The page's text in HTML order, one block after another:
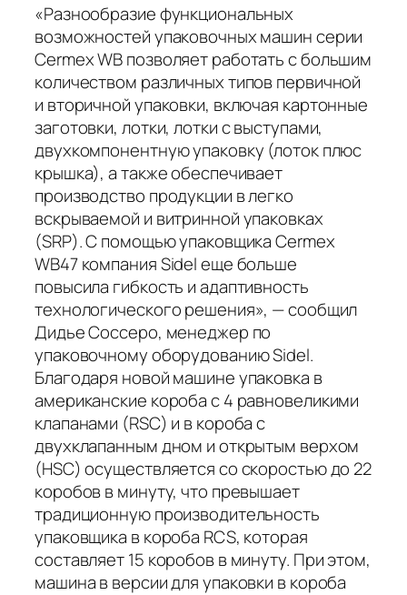
«Разнообразие функциональных
возможностей упаковочных машин серии
Cermex WB позволяет работать с большим
количеством различных типов первичной
и вторичной упаковки, включая картонные
заготовки, лотки, лотки с выступами,
двухкомпонентную упаковку (лоток плюс
крышка), а также обеспечивает
производство продукции в легко
вскрываемой и витринной упаковках
(SRP). С помощью упаковщика Cermex
WB47 компания Sidel еще больше
повысила гибкость и адаптивность
технологического решения», — сообщил
Дидье Соссеро, менеджер по
упаковочному оборудованию Sidel.
Благодаря новой машине упаковка в
американские короба с 4 равновеликими
клапанами (RSC) и в короба с
двухклапанным дном и открытым верхом
(HSC) осуществляется со скоростью до 22
коробов в минуту, что превышает
традиционную производительность
упаковщика в короба RCS, которая
составляет 15 коробов в минуту. При этом,
машина в версии для упаковки в короба